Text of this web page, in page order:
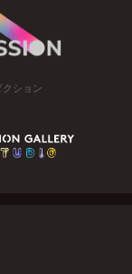
ション